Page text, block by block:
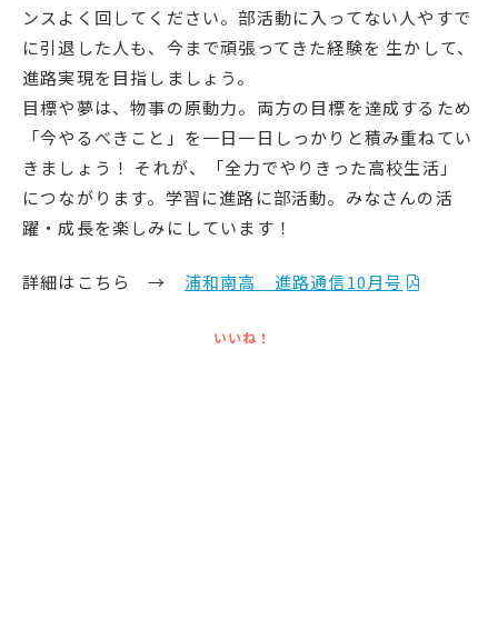
ンスよく回してください。部活動に入ってない人やすで
に引退した人も、今まで頑張ってきた経験を 生かして、
進路実現を目指しましょう。
目標や夢は、物事の原動力。両方の目標を達成するため
「今やるべきこと」を一日一日しっかりと積み重ねてい
きましょう！ それが、「全力でやりきった高校生活」
につながります。学習に進路に部活動。みなさんの活
躍・成長を楽しみにしています！
詳細はこちら → 浦和南高 進路通信10月号
いいね！